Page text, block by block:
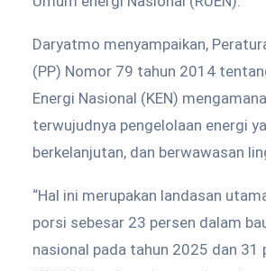
Daryatmo menyampaikan,
(PP) Nomor 79 tahun 2014
Energi Nasional (KEN)
terwujudnya pengelolaan energi
berkelanjutan, dan berwawasan
“Hal ini merupakan landasan
porsi sebesar 23 persen dalam
nasional pada tahun 2025 dan 31